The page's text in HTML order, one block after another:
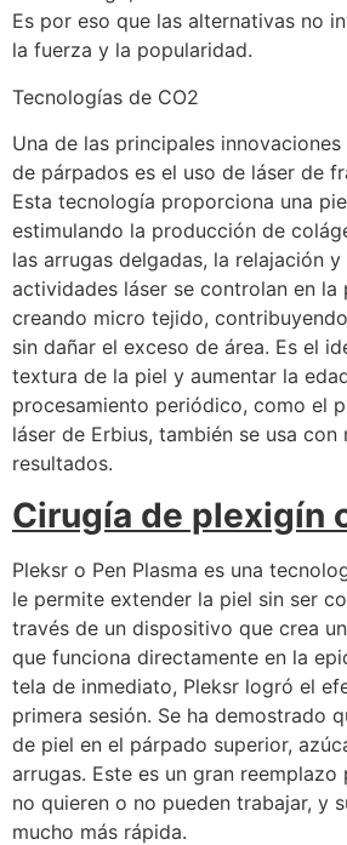
Es por eso que las alternativas no
la fuerza y ​​la popularidad.
Tecnologías de CO2
Una de las principales
de párpados es el uso de láser de
Esta tecnología proporciona una
estimulando la producción de
las arrugas delgadas, la relajación y
actividades láser se controlan en la
creando micro tejido,
sin dañar el exceso de área. Es el
textura de la piel y aumentar la
procesamiento periódico, como el
láser de Erbius, también se usa con
resultados.
Cirugía de plexigín
Pleksr o Pen Plasma es una
le permite extender la piel sin ser
través de un dispositivo que crea
que funciona directamente en la
tela de inmediato, Pleksr logró el
primera sesión. Se ha demostrado
de piel en el párpado superior,
arrugas. Este es un gran reemplazo
no quieren o no pueden trabajar, y
mucho más rápida.